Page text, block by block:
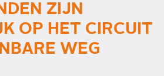
ZIJN
OP HET CIRCUIT
WEG